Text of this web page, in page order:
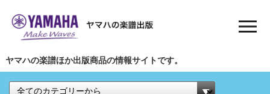
ヤマハの楽譜ほか出版商品の情報サイトです。